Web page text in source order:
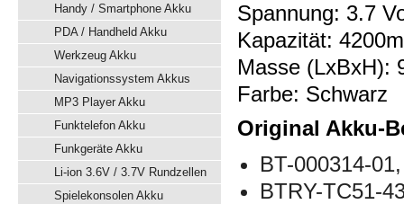
Handy / Smartphone Akku
PDA / Handheld Akku
Werkzeug Akku
Navigationssystem Akkus
MP3 Player Akku
Funktelefon Akku
Funkgeräte Akku
Li-ion 3.6V / 3.7V Rundzellen
Spielekonsolen Akku
Spannung: 3.7
Kapazität:
Masse (LxBxH):
Farbe: Schwarz
Original Akku-
BT-000314-
BTRY-TC51-